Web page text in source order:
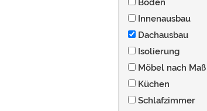
Böden
Innenausbau
Dachausbau
Isolierung
Möbel nach Maß
Küchen
Schlafzimmer